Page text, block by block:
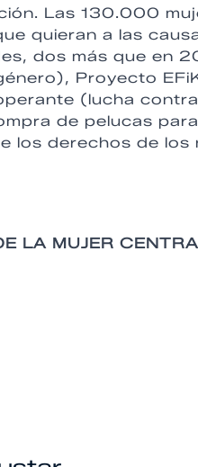
Las 130.000
quieran a las
dos más que en
Proyecto
(lucha
de pelucas
los derechos de
LA MUJER